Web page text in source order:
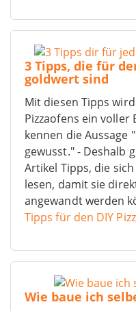
3 Tipps, die für
goldwert sind
Mit diesen Tipps
Pizzaofens ein voller
kennen die Aussage
gewusst." - Deshalb
Artikel Tipps, die
lesen, damit sie
angewandt werden
Tipps für den DIY
Wie baue ich